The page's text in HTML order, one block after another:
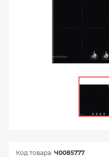
Код товара: Ч0085777